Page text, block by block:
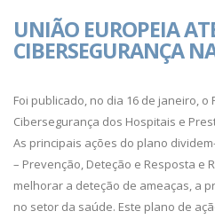
UNIÃO EUROPEIA
CIBERSEGURANÇA
Foi publicado, no dia 16 de janeiro,
Cibersegurança dos Hospitais e
As principais ações do plano
– Prevenção, Deteção e Resposta e
melhorar a deteção de ameaças, a
no setor da saúde. Este plano de